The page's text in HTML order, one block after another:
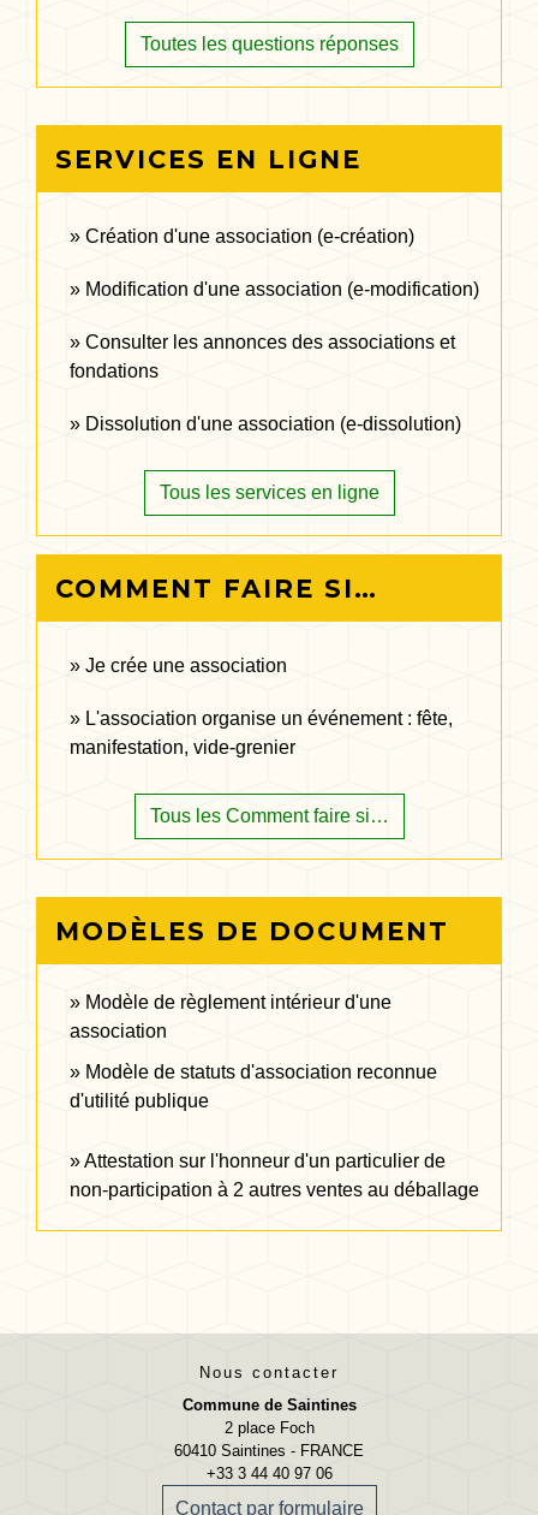
Toutes les questions réponses
SERVICES EN LIGNE
Création d'une association (e-création)
Modification d'une association (e-modification)
Consulter les annonces des associations et
fondations
Dissolution d'une association (e-dissolution)
Tous les services en ligne
COMMENT FAIRE SI…
Je crée une association
L'association organise un événement : fête,
manifestation, vide-grenier
Tous les Comment faire si…
MODÈLES DE DOCUMENT
Modèle de règlement intérieur d'une
association
Modèle de statuts d'association reconnue
d'utilité publique
Attestation sur l'honneur d'un particulier de
non-participation à 2 autres ventes au déballage
Nous contacter
Commune de Saintines
2 place Foch
60410 Saintines - FRANCE
+33 3 44 40 97 06
Contact par formulaire